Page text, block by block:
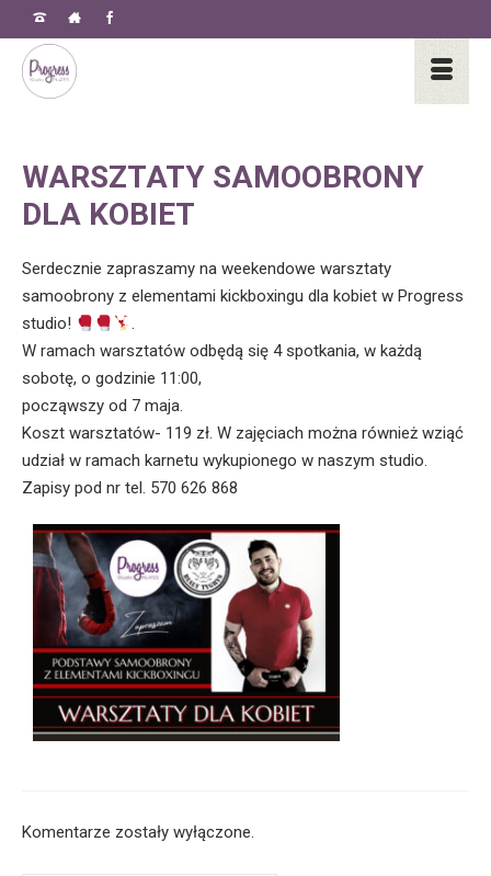
WARSZTATY SAMOOBRONY
DLA KOBIET
Serdecznie zapraszamy na weekendowe warsztaty
samoobrony z elementami kickboxingu dla kobiet w Progress
studio!
.
W ramach warsztatów odbędą się 4 spotkania, w każdą
sobotę, o godzinie 11:00,
począwszy od 7 maja.
Koszt warsztatów- 119 zł. W zajęciach można również wziąć
udział w ramach karnetu wykupionego w naszym studio.
Zapisy pod nr tel. 570 626 868
Komentarze zostały wyłączone.